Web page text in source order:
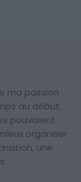
ma passion
au début,
pouvaient
organiser
une